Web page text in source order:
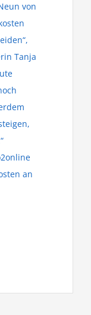
von
Tanja
an